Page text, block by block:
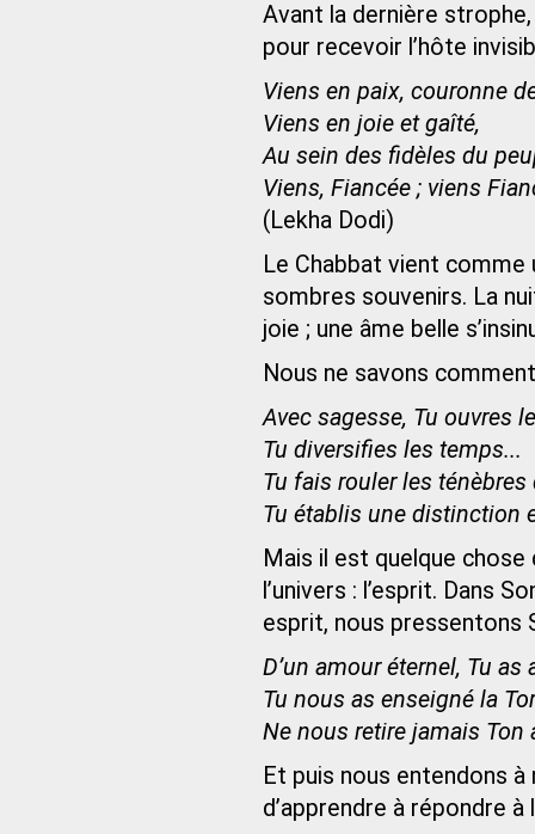
Avant la dernière
pour recevoir l’hôte
Viens en paix, couronne
Viens en joie et gaîté,
Au sein des fidèles du
Viens, Fiancée ; viens
(Lekha Dodi)
Le Chabbat vient comme
sombres souvenirs. La
joie ; une âme belle
Nous ne savons
Avec sagesse, Tu ouvres
Tu diversifies les temps...
Tu fais rouler les
Tu établis une distinction
Mais il est quelque
l’univers : l’esprit. Dans
esprit, nous pressentons
D’un amour éternel, Tu as
Tu nous as enseigné la
Ne nous retire jamais Ton
Et puis nous entendons
d’apprendre à répondre à